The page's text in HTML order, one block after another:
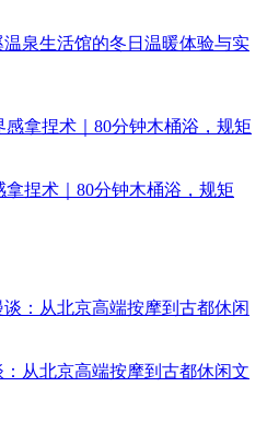
泉生活馆的冬日温暖体验与实
拿捏术｜80分钟木桶浴，规矩
从北京高端按摩到古都休闲文